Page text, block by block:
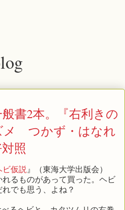
書2本。『右利きの
メ つかず・はなれ
照
ビ仮説 』（東海大学出版会）
るものがあって買った。ヘビ
でも思う、よね？